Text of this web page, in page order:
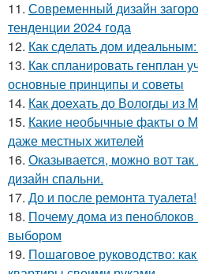
11. Современный дизайн
тенденции 2024 года
12. Как сделать дом
13. Как спланировать генплан
основные принципы и советы
14. Как доехать до Вологды из
15. Какие необычные факты о
даже местных жителей
16. Оказывается, можно вот
дизайн спальни.
17. До и после ремонта туалета!
18. Почему дома из
выбором
19. Пошаговое руководство: